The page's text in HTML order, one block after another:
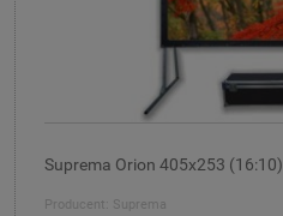
Suprema Orion 405x253 (16:10)
Producent: Suprema